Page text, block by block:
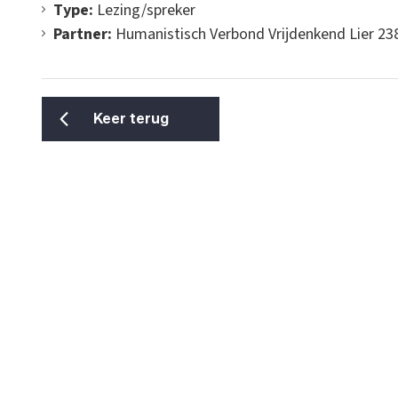
Type: Lezing/spreker
Partner: Humanistisch Verbond Vrijdenkend Lier
Keer terug